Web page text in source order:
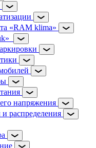
«RAM klima»
напряжения
распределения